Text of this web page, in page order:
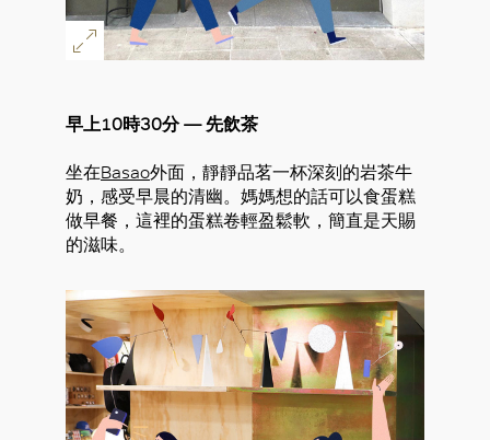
早上10時30分 — 先飲茶
坐在Basao外面，靜靜品茗一杯深刻的岩茶牛
奶，感受早晨的清幽。媽媽想的話可以食蛋糕
做早餐，這裡的蛋糕卷輕盈鬆軟，簡直是天賜
的滋味。